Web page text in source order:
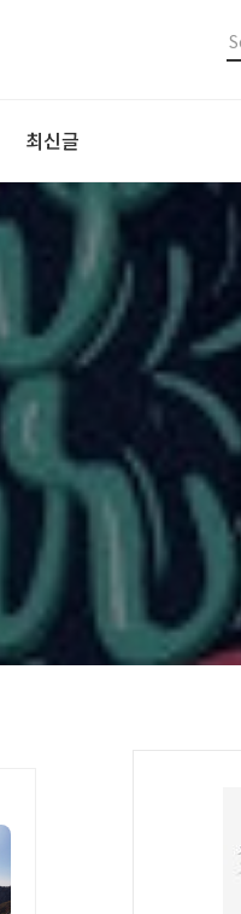
최신글